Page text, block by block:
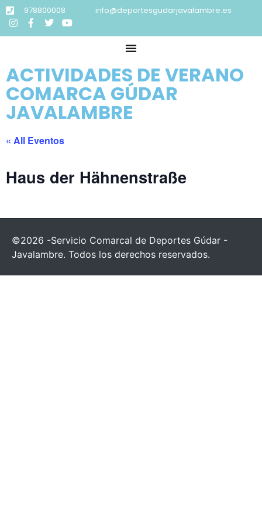
978800008 info@deportesgudarjavalambre.es
ACTIVIDADES DE VERANO
COMARCA GÚDAR
JAVALAMBRE
« All Eventos
Haus der Hähnenstraße
©2026 -Servicio Comarcal de Deportes Gúdar -
Javalambre. Todos los derechos reservados.